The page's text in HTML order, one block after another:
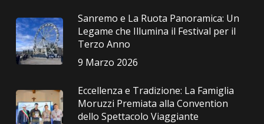
Sanremo e La Ruota Panoramica: Un
Legame che Illumina il Festival per il
Terzo Anno
9 Marzo 2026
Eccellenza e Tradizione: La Famiglia
Moruzzi Premiata alla Convention
dello Spettacolo Viaggiante